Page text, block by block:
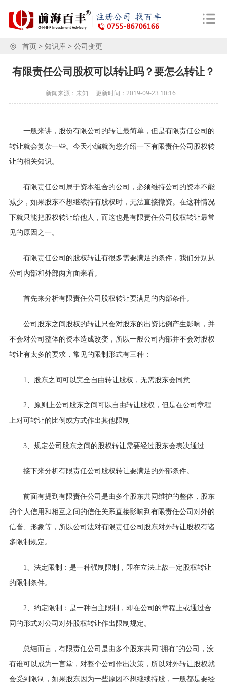
首页> 知识库> 公司变更
有限责任公司股权可以转让吗？要怎么转让？
新闻来源：未知 更新时间： 2019-09-23 10:16
一般来讲，股份有限公司的转让最简单，但是有限责任公司的
转让就会复杂一些。今天小编就为您介绍一下有限责任公司股权转
让的相关知识。
有限责任公司属于资本组合的公司，必须维持公司的资本不能
减少，如果股东不想继续持有股权时，无法直接撤资。在这种情况
下就只能把股权转让给他人，而这也是有限责任公司股权转让最常
见的原因之一。
有限责任公司的股权转让有很多需要满足的条件，我们分别从
公司内部和外部两方面来看。
首先来分析有限责任公司股权转让要满足的内部条件。
公司股东之间股权的转让只会对股东的出资比例产生影响，并
不会对公司整体的资本造成改变，所以一般公司内部并不会对股权
转让有太多的要求，常见的限制形式有三种：
1、 股东之间可以完全自由转让股权，无需股东会同意
2、 原则上公司股东之间可以自由转让股权，但是在公司章程
上对可转让的比例或方式作出其他限制
3、 规定公司股东之间的股权转让需要经过股东会表决通过
接下来分析有限责任公司股权转让要满足的外部条件。
前面有提到有限责任公司是由多个股东共同维护的整体，股东
的个人信用和相互之间的信任关系直接影响到有限责任公司对外的
信誉、形象等，所以公司法对有限责任公司股东对外转让股权有诸
多限制规定。
1、 法定限制：是一种强制限制，即在立法上故一定股权转让
的限制条件。
2、 约定限制：是一种自主限制，即在公司的章程上或通过合
同的形式对公司对外股权转让作出限制规定。
总结而言，有限责任公司是由多个股东共同 “拥有”的公司，没
有谁可以成为一言堂，对整个公司作出决策，所以对外转让股权就
会受到限制，如果股东因为一些原因不想继续持股，一般都是要经